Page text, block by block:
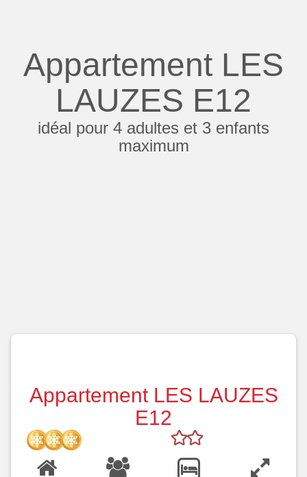
Appartement LES
LAUZES E12
idéal pour 4 adultes et 3 enfants
maximum
Appartement LES LAUZES
E12